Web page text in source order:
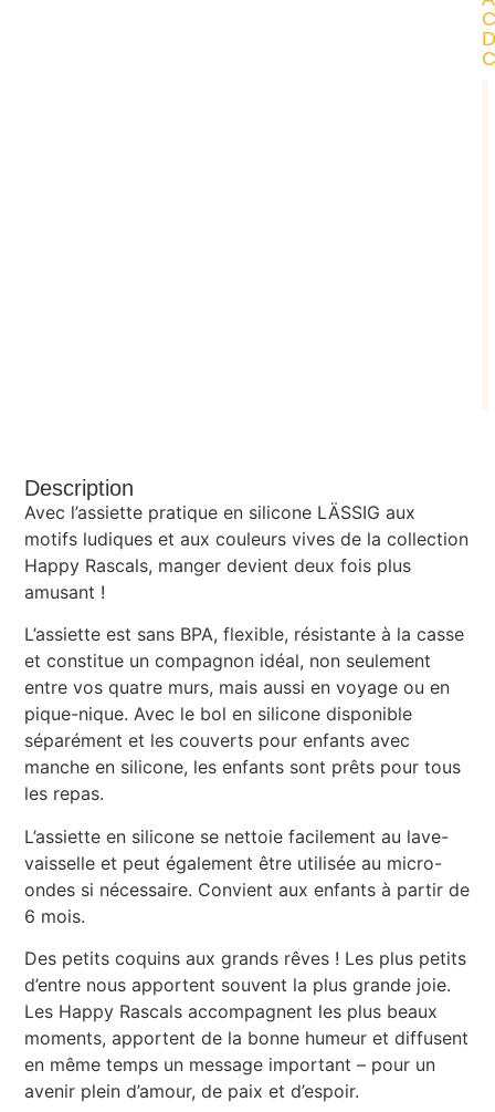
Description
Avec l’assiette pratique en silicone LÄSSIG aux
motifs ludiques et aux couleurs vives de la collection
Happy Rascals, manger devient deux fois plus
amusant !
L’assiette est sans BPA, flexible, résistante à la casse
et constitue un compagnon idéal, non seulement
entre vos quatre murs, mais aussi en voyage ou en
pique-nique. Avec le bol en silicone disponible
séparément et les couverts pour enfants avec
manche en silicone, les enfants sont prêts pour tous
les repas.
L’assiette en silicone se nettoie facilement au lave-
vaisselle et peut également être utilisée au micro-
ondes si nécessaire. Convient aux enfants à partir de
6 mois.
Des petits coquins aux grands rêves ! Les plus petits
d’entre nous apportent souvent la plus grande joie.
Les Happy Rascals accompagnent les plus beaux
moments, apportent de la bonne humeur et diffusent
en même temps un message important – pour un
avenir plein d’amour, de paix et d’espoir.